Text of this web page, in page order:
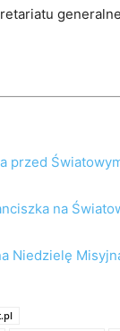
przed
na
Niedzielę